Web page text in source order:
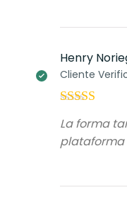
Henry
Cliente
5de 5
La forma